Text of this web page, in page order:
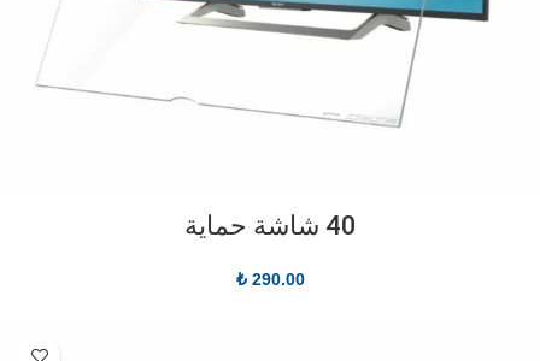
40 شاشة حماية
₺290.00